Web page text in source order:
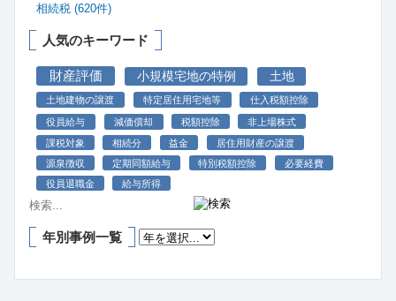
相続税 (620件)
人気のキーワード
財産評価 小規模宅地の特例 土地
土地建物の譲渡 特定居住用宅地等 仕入税額控除
役員給与 減価償却 税額控除
非上場株式
課税対象
相続分 益金
居住用財産の譲渡
源泉徴収
定期同額給与 特別税額控除
必要経費
役員退職金
給与所得
年別事例一覧